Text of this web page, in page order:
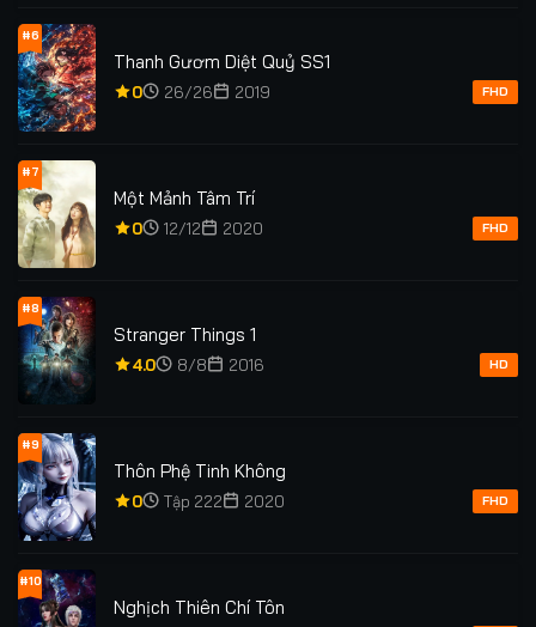
#6
Thanh Gươm Diệt Quỷ SS1
0 26/26 2019 FHD
#7
Một Mảnh Tâm Trí
0 12/12 2020 FHD
#8
Stranger Things 1
4.0 8/8 2016 HD
#9
Thôn Phệ Tinh Không
0 Tập 222 2020 FHD
#10
Nghịch Thiên Chí Tôn